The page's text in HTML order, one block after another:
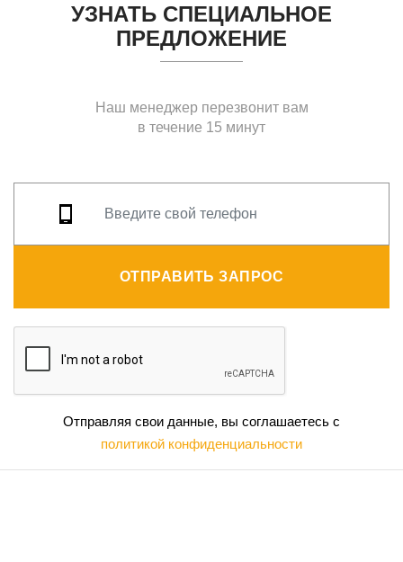
УЗНАТЬ СПЕЦИАЛЬНОЕ
ПРЕДЛОЖЕНИЕ
Наш менеджер перезвонит вам
в течение 15 минут
ОТПРАВИТЬ ЗАПРОС
Отправляя свои данные, вы соглашаетесь с
политикой конфиденциальности